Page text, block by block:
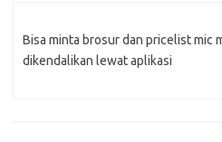
Bisa minta brosur dan pricelist mic
dikendalikan lewat aplikasi